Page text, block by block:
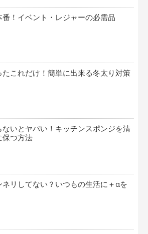
番！イベント・レジャーの必需品
たこれだけ！簡単に出来る冬太り対策
ないとヤバい！キッチンスポンジを清
保つ方法
ネリしてない？いつもの生活に＋αを